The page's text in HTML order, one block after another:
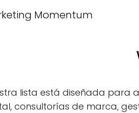
Momentum
lista está diseñada para
consultorías de marca,